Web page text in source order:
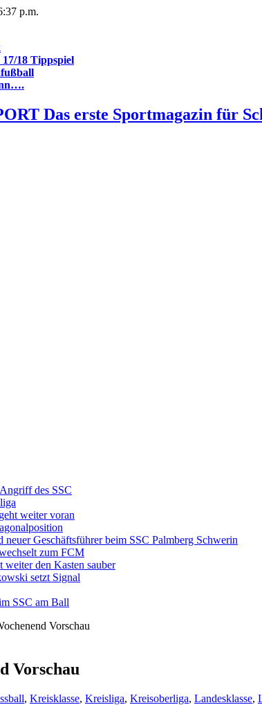
p.m.
18 Tippspiel
Das erste Sportmagazin für
des SSC
weiter voran
Geschäftsführer beim SSC Palmberg Schwerin
zum FCM
den Kasten sauber
setzt Signal
SSC am Ball
Vorschau
Vorschau
, Kreisklasse, Kreisliga, Kreisoberliga, Landesklasse,